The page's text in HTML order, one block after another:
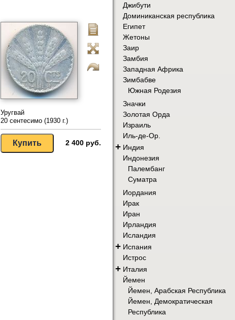
Уругвай
20 сентесимо (1930 г.)
2 400 руб.
Джибути
Доминиканская республика
Египет
Жетоны
Заир
Замбия
Западная Африка
Зимбабве
Южная Родезия
Значки
Золотая Орда
Израиль
Иль-де-Ор.
+ Индия
Индонезия
Палембанг
Суматра
Иордания
Ирак
Иран
Ирландия
Исландия
+ Испания
Истрос
+ Италия
Йемен
Йемен, Арабская Республика
Йемен, Демократическая
Республика